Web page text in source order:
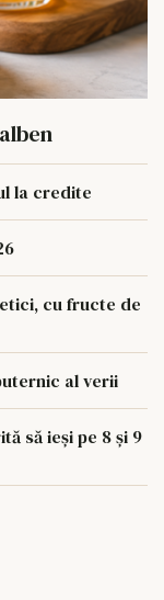
la credite
cu fructe de
al verii
să ieși pe 8 și 9